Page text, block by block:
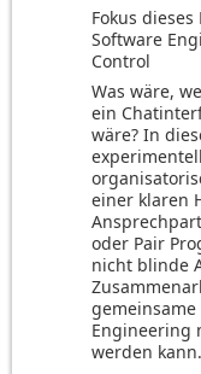
Fokus dieses
Software
Control
Was wäre,
ein
wäre? In
einer klaren
oder Pair
nicht blinde
Engineering
werden kann.